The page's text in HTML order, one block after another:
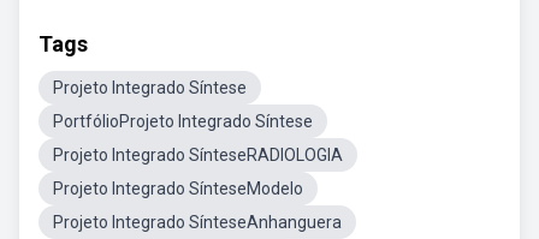
Tags
Projeto Integrado Síntese
PortfólioProjeto Integrado Síntese
Projeto Integrado SínteseRADIOLOGIA
Projeto Integrado SínteseModelo
Projeto Integrado SínteseAnhanguera